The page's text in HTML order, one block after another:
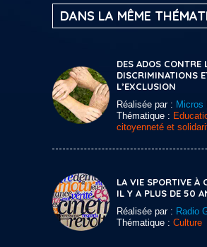
DANS LA MÊME
DES ADOS CONTRE
DISCRIMINATIONS
L’EXCLUSION
Réalisée par : Micros
Thématique :
citoyenneté et
LA VIE SPORTIVE À
IL Y A PLUS DE 50
Réalisée par : Radio
Thématique : Culture